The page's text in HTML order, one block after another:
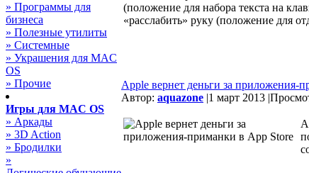
» Программы для
бизнеса
» Полезные утилиты
» Системные
» Украшения для MAC
OS
» Прочие
Игры для MAC OS
» Аркады
» 3D Action
» Бродилки
»
(положение для набора текста на
«расслабить» руку (положение для
Apple вернет деньги за приложения-
Автор: aquazone |1 март 2013 |